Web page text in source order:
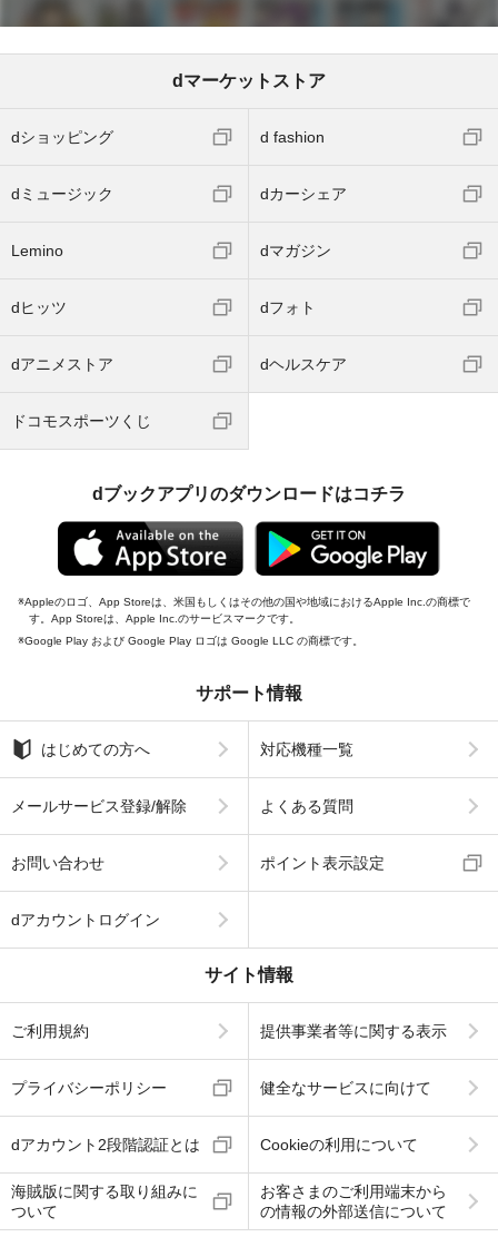
dマーケットストア
dショッピング d fashion
dミュージック dカーシェア
Lemino dマガジン
dヒッツ dフォト
dアニメストア dヘルスケア
ドコモスポーツくじ
dブックアプリのダウンロードはコチラ
Appleのロゴ、App Storeは、米国もしくはその他の国や地域におけるApple Inc.の商標で
す。App Storeは、Apple Inc.のサービスマークです。
Google Play および Google Play ロゴは Google LLC の商標です。
サポート情報
はじめての方へ 対応機種一覧
メールサービス登録/解除 よくある質問
お問い合わせ ポイント表示設定
dアカウントログイン
サイト情報
ご利用規約 提供事業者等に関する表示
プライバシーポリシー 健全なサービスに向けて
dアカウント2段階認証とは Cookieの利用について
海賊版に関する取り組みに
ついて
お客さまのご利用端末から
の情報の外部送信について